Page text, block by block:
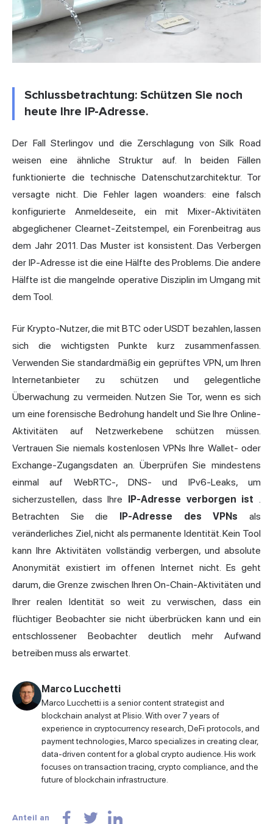
Schlussbetrachtung: Schützen Sie noch
heute Ihre IP-Adresse.
Der Fall Sterlingov und die Zerschlagung von Silk Road
weisen eine ähnliche Struktur auf. In beiden Fällen
funktionierte die technische Datenschutzarchitektur. Tor
versagte nicht. Die Fehler lagen woanders: eine falsch
konfigurierte Anmeldeseite, ein mit Mixer-Aktivitäten
abgeglichener Clearnet-Zeitstempel, ein Forenbeitrag aus
dem Jahr 2011. Das Muster ist konsistent. Das Verbergen
der IP-Adresse ist die eine Hälfte des Problems. Die andere
Hälfte ist die mangelnde operative Disziplin im Umgang mit
dem Tool.
Für Krypto-Nutzer, die mit BTC oder USDT bezahlen, lassen
sich die wichtigsten Punkte kurz zusammenfassen.
Verwenden Sie standardmäßig ein geprüftes VPN, um Ihren
Internetanbieter zu schützen und gelegentliche
Überwachung zu vermeiden. Nutzen Sie Tor, wenn es sich
um eine forensische Bedrohung handelt und Sie Ihre Online-
Aktivitäten auf Netzwerkebene schützen müssen.
Vertrauen Sie niemals kostenlosen VPNs Ihre Wallet- oder
Exchange-Zugangsdaten an. Überprüfen Sie mindestens
einmal auf WebRTC-, DNS- und IPv6-Leaks, um
sicherzustellen, dass Ihre
IP-Adresse verborgen ist .
Betrachten Sie die
IP-Adresse des VPNs als
veränderliches Ziel, nicht als permanente Identität. Kein Tool
kann Ihre Aktivitäten vollständig verbergen, und absolute
Anonymität existiert im offenen Internet nicht. Es geht
darum, die Grenze zwischen Ihren On-Chain-Aktivitäten und
Ihrer realen Identität so weit zu verwischen, dass ein
flüchtiger Beobachter sie nicht überbrücken kann und ein
entschlossener Beobachter deutlich mehr Aufwand
betreiben muss als erwartet.
Marco Lucchetti
Marco Lucchetti is a senior content strategist and
blockchain analyst at Plisio. With over 7 years of
experience in cryptocurrency research, DeFi protocols, and
payment technologies, Marco specializes in creating clear,
data-driven content for a global crypto audience. His work
focuses on transaction tracing, crypto compliance, and the
future of blockchain infrastructure.
Anteil an